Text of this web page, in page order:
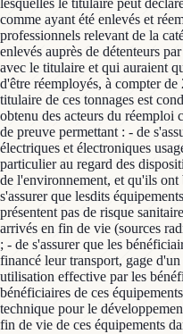
lesquelles le titulaire peut
comme ayant été enlevés et
professionnels relevant de la
enlevés auprès de détenteurs
avec le titulaire et qui auraient
d'être réemployés, à compter
titulaire de ces tonnages est
obtenu des acteurs du réemploi
de preuve permettant : - de
électriques et électroniques
particulier au regard des
de l'environnement, et qu'ils
s'assurer que lesdits
présentent pas de risque
arrivés en fin de vie (sources
; - de s'assurer que les
financé leur transport, gage
utilisation effective par les
bénéficiaires de ces
technique pour le
fin de vie de ces équipements